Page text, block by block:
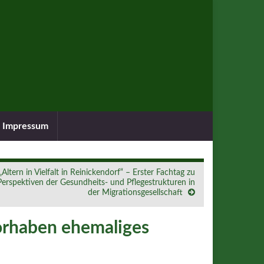
Impressum
in Vielfalt in Reinickendorf“ – Erster Fachtag zu
der Gesundheits- und Pflegestrukturen in
der Migrationsgesellschaft
ehemaliges